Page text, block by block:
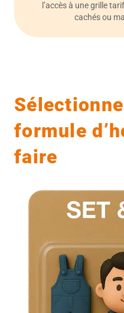
l’accès à une grille
cachés ou
formule
faire